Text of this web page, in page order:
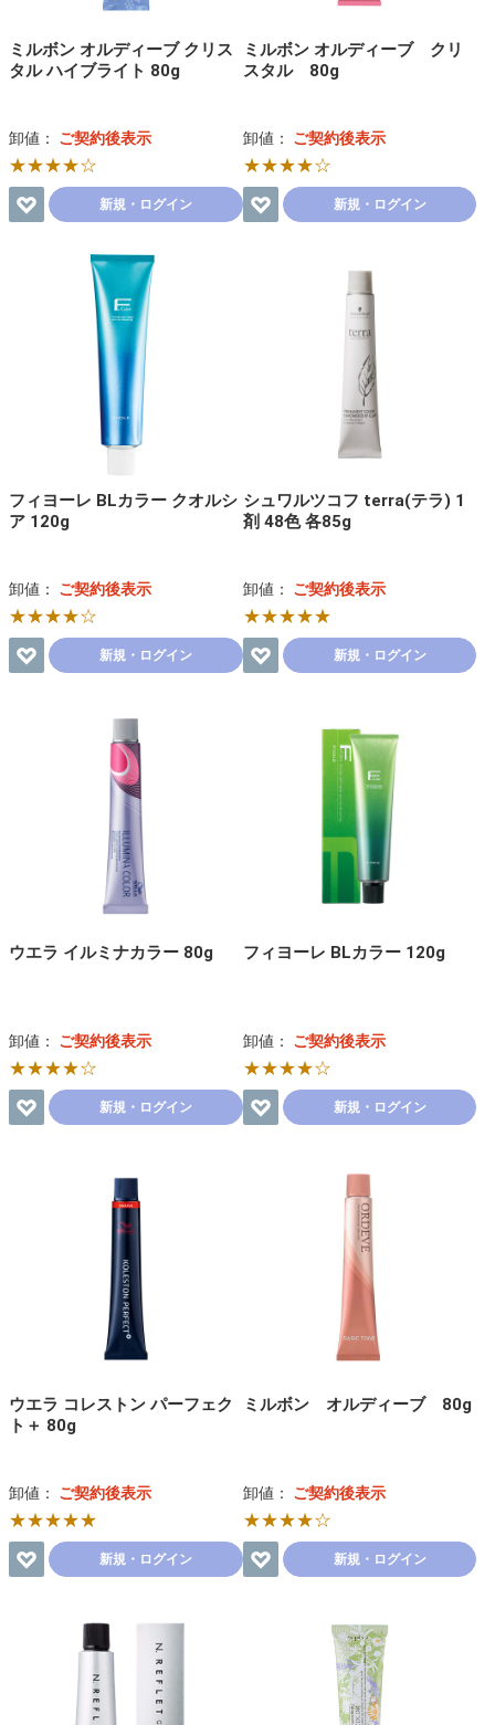
ミルボン オルディーブ クリス
タル ハイブライト 80g
卸値： ご契約後表示
★★★★☆
新規・ログイン
ミルボン オルディーブ クリ
スタル 80g
卸値： ご契約後表示
★★★★☆
新規・ログイン
フィヨーレ BLカラー クオルシ
ア 120g
卸値： ご契約後表示
★★★★☆
新規・ログイン
シュワルツコフ terra(テラ) 1
剤 48色 各85g
卸値： ご契約後表示
★★★★★
新規・ログイン
ウエラ イルミナカラー 80g
卸値： ご契約後表示
★★★★☆
新規・ログイン
フィヨーレ BLカラー 120g
卸値： ご契約後表示
★★★★☆
新規・ログイン
ウエラ コレストン パーフェク
ト＋ 80g
卸値： ご契約後表示
★★★★★
新規・ログイン
ミルボン オルディーブ 80g
卸値： ご契約後表示
★★★★☆
新規・ログイン